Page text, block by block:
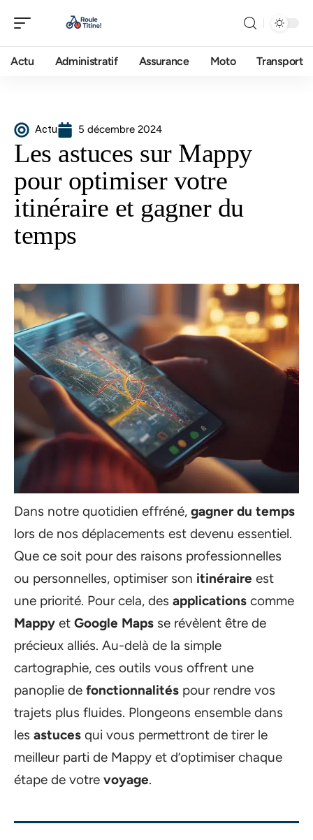
Actu Administratif Assurance Moto Transport
Actu 5 décembre 2024
Les astuces sur Mappy
pour optimiser votre
itinéraire et gagner du
temps
Dans notre quotidien effréné, gagner du temps
lors de nos déplacements est devenu essentiel.
Que ce soit pour des raisons professionnelles
ou personnelles, optimiser son itinéraire est
une priorité. Pour cela, des applications comme
Mappy et Google Maps se révèlent être de
précieux alliés. Au-delà de la simple
cartographie, ces outils vous offrent une
panoplie de fonctionnalités pour rendre vos
trajets plus fluides. Plongeons ensemble dans
les astuces qui vous permettront de tirer le
meilleur parti de Mappy et d’optimiser chaque
étape de votre voyage.